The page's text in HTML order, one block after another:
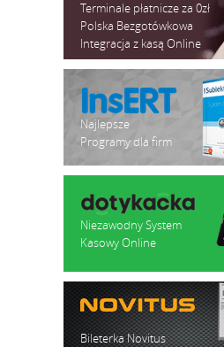
Terminale płatnicze za 0zł
Polska Bezgotówkowa
Integracja z kasą Online
Najlepsze
Programy dla firm
Niezawodny System
Kasowy Online
Bileterka Novitus